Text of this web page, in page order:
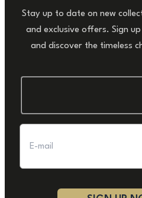
Stay up to date on new
and exclusive offers. Sign
and discover the timeless